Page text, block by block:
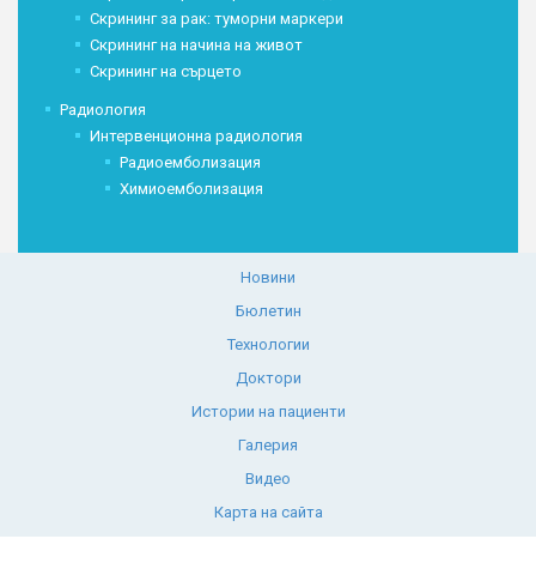
Скрининг за рак: туморни маркери
Скрининг на начина на живот
Скрининг на сърцето
Радиология
Интервенционна радиология
Радиоемболизация
Химиоемболизация
Новини
Бюлетин
Технологии
Доктори
Истории на пациенти
Галерия
Видео
Карта на сайта